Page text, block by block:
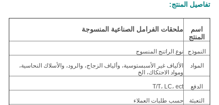
تفاصيل المنتج:
اسم
المنتج
ملحقات الفرامل الصناعية المنسوجة
النموذج نوع الراتنج المنسوج
المواد
الألياف غير الأسبستوسية، وألياف الزجاج، والرود، والأسلاك النحاسية،
ومواد الاحتكاك، الخ
الدفع T/T، LC، ect
التعبئة حسب طلبات العملاء